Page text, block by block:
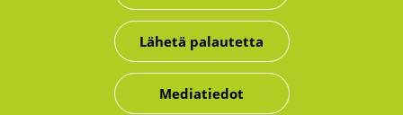
Lähetä palautetta
Mediatiedot